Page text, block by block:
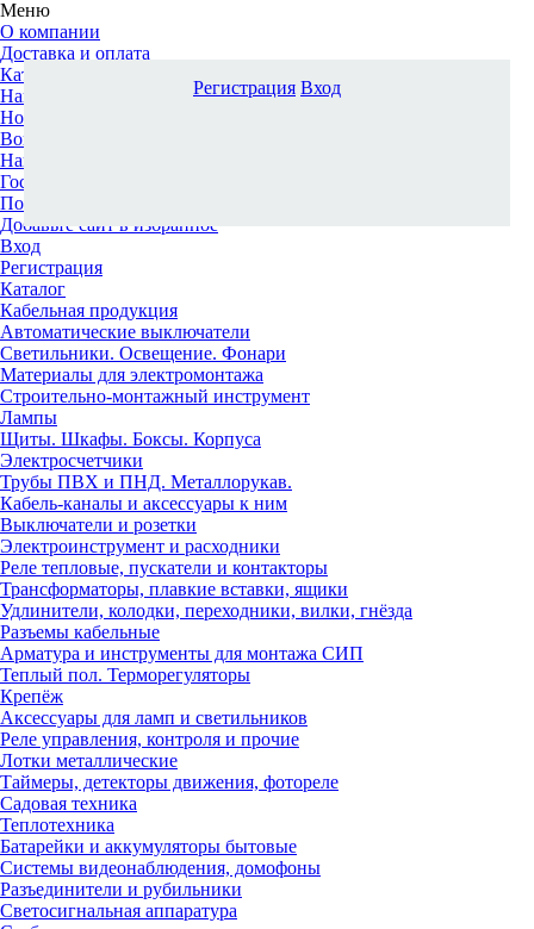
Меню
О компании
Доставка и оплата
Каталог
Наши офисы
Новости и новинки
Вопрос-ответ
Наша команда
Гос. заказчикам
Поставщикам
Добавьте сайт в избранное
Вход
Регистрация
Каталог
Кабельная продукция
Автоматические выключатели
Светильники. Освещение. Фонари
Материалы для электромонтажа
Строительно-монтажный инструмент
Лампы
Щиты. Шкафы. Боксы. Корпуса
Электросчетчики
Трубы ПВХ и ПНД. Металлорукав.
Кабель-каналы и аксессуары к ним
Выключатели и розетки
Электроинструмент и расходники
Реле тепловые, пускатели и контакторы
Трансформаторы, плавкие вставки, ящики
Удлинители, колодки, переходники, вилки, гнёзда
Разъемы кабельные
Арматура и инструменты для монтажа СИП
Теплый пол. Терморегуляторы
Крепёж
Аксессуары для ламп и светильников
Реле управления, контроля и прочие
Лотки металлические
Таймеры, детекторы движения, фотореле
Садовая техника
Теплотехника
Батарейки и аккумуляторы бытовые
Системы видеонаблюдения, домофоны
Разъединители и рубильники
Светосигнальная аппаратура
Регистрация Вход